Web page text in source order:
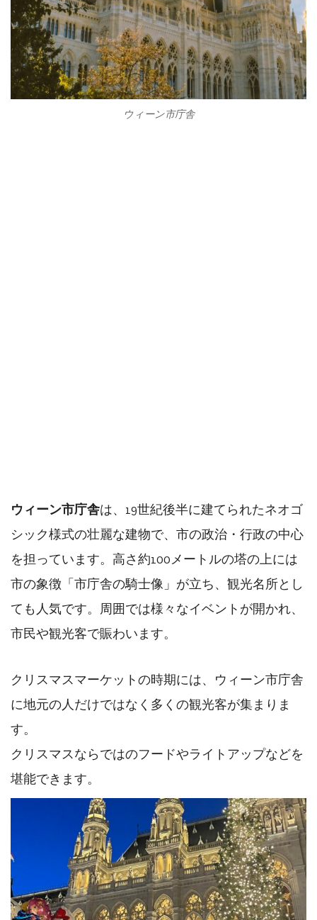
ウィーン市庁舎
ウィーン市庁舎は、19世紀後半に建てられたネオゴ
シック様式の壮麗な建物で、市の政治・行政の中心
を担っています。高さ約100メートルの塔の上には
市の象徴「市庁舎の騎士像」が立ち、観光名所とし
ても人気です。周囲では様々なイベントが開かれ、
市民や観光客で賑わいます。
クリスマスマーケットの時期には、ウィーン市庁舎
に地元の人だけではなく多くの観光客が集まりま
す。
クリスマスならではのフードやライトアップなどを
堪能できます。